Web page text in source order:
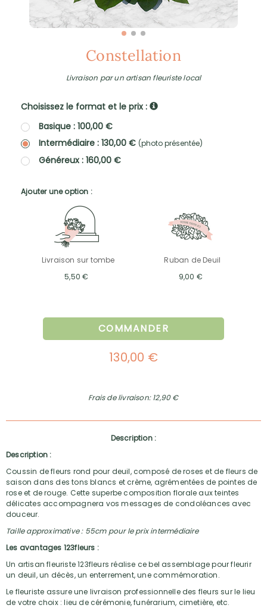
Constellation
Livraison par un artisan fleuriste local
Choisissez le format et le prix :
Basique : 100,00 €
Intermédiaire : 130,00 € (photo présentée)
Généreux : 160,00 €
Ajouter une option :
Livraison sur tombe
5,50 €
Ruban de Deuil
9,00 €
COMMANDER
130,00 €
Frais de livraison: 12,90 €
Description :
Description :
Coussin de fleurs rond pour deuil, composé de roses et de fleurs de
saison dans des tons blancs et crème, agrémentées de pointes de
rose et de rouge. Cette superbe composition florale aux teintes
délicates accompagnera vos messages de condoléances avec
douceur.
Taille approximative : 55cm pour le prix intermédiaire
Les avantages 123fleurs :
Un artisan fleuriste 123fleurs réalise ce bel assemblage pour fleurir
un deuil, un décès, un enterrement, une commémoration.
Le fleuriste assure une livraison professionnelle des fleurs sur le lieu
de votre choix : lieu de cérémonie, funérarium, cimetière, etc.